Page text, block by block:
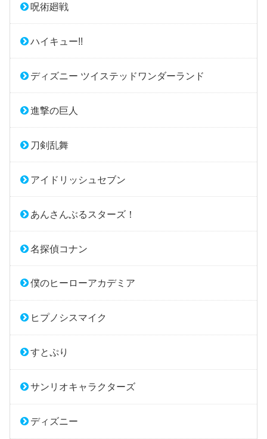
呪術廻戦
ハイキュー!!
ディズニー ツイステッドワンダーランド
進撃の巨人
刀剣乱舞
アイドリッシュセブン
あんさんぶるスターズ！
名探偵コナン
僕のヒーローアカデミア
ヒプノシスマイク
すとぷり
サンリオキャラクターズ
ディズニー